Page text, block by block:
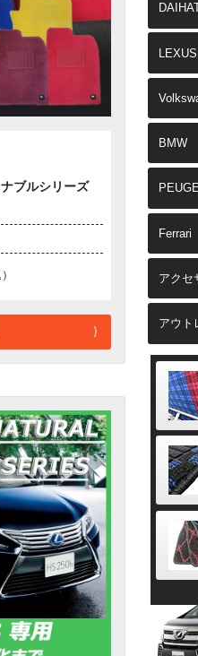
ブルシリーズ
LEXUS
BMW
Ferrari
アクセ
アウト